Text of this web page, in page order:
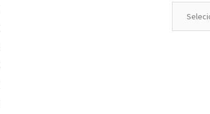
Anteriores